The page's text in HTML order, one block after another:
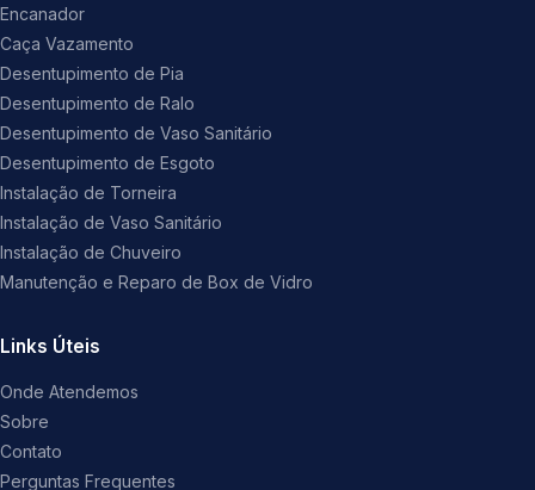
Encanador
Caça Vazamento
Desentupimento de Pia
Desentupimento de Ralo
Desentupimento de Vaso Sanitário
Desentupimento de Esgoto
Instalação de Torneira
Instalação de Vaso Sanitário
Instalação de Chuveiro
Manutenção e Reparo de Box de Vidro
Links Úteis
Onde Atendemos
Sobre
Contato
Perguntas Frequentes